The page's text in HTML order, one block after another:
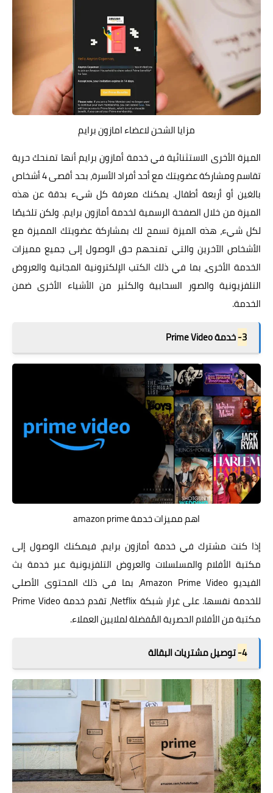
مزايا الشحن لاعضاء امازون برايم
الميزة الأخرى الاستثنائية في خدمة أمازون برايم أنها تمنحك حرية
تقاسم ومشاركة عضويتك مع أحد أفراد الأسرة، بحد أقصى 4 أشخاص
بالغين أو أربعة أطفال. يمكنك معرفة كل شيء بدقة عن هذه
الميزة من خلال الصفحة الرسمية لخدمة أمازون برايم. ولكن تلخيصًا
لكل شيء، هذه الميزة تسمح لك بمشاركة عضويتك المميزة مع
الأشخاص الآخرين والتي تمنحهم حق الوصول إلى جميع مميزات
الخدمة الأخرى، بما في ذلك الكتب الإلكترونية المجانية والعروض
التلفزيونية والصور السحابية والكثير من الأشياء الأخرى ضمن
الخدمة.
3- خدمة Prime Video
اهم مميزات خدمة amazon prime
إذا كنت مشترك في خدمة أمازون برايم، فيمكنك الوصول إلى
مكتبة الأفلام والمسلسلات والعروض التلفزيونية عبر خدمة بث
الفيديو Amazon Prime Video، بما في ذلك المحتوى الأصلي
للخدمة نفسها. على غرار شبكة Netflix، تقدم خدمة Prime Video
مكتبة من الأفلام الحصرية المُفضلة لملايين العملاء.
4- توصيل مشتريات البقالة